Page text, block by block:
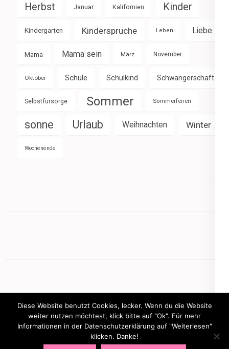
Herbst Januar Kalifornien Kinder
Kindergarten Kindersprüche Leben Liebe
Mama Mama sein März November
Oktober Schule Schulkind Schwangerschaft
Selbstfürsorge Sommer Sommerferien
sonne Urlaub Weihnachten Winter
Wochenende
mamasbusiness.de
Diese Website benutzt Cookies, lecker. Wenn du die Website
weiter nutzen möchtest, klick bitte auf "Ok". Für mehr
Informationen in der Datenschutzerklärung auf "Weiterlesen"
klicken. Danke!